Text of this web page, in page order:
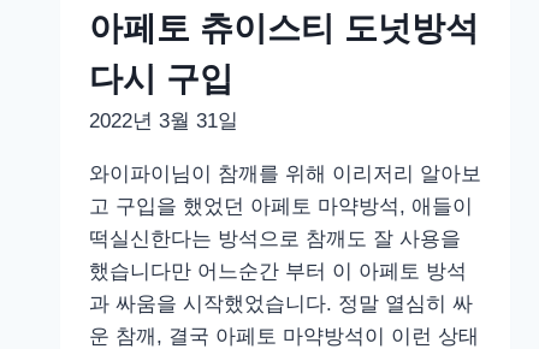
든,
유
기
견
및
반
려
견
과
함
아페토 츄이스티 도넛방석
다시 구입
2022년 3월 31일
와이파이님이 참깨를 위해 이리저리 알아보
고 구입을 했었던 아페토 마약방석, 애들이
떡실신한다는 방석으로 참깨도 잘 사용을
했습니다만 어느순간 부터 이 아페토 방석
과 싸움을 시작했었습니다. 정말 열심히 싸
운 참깨, 결국 아페토 마약방석이 이런 상태